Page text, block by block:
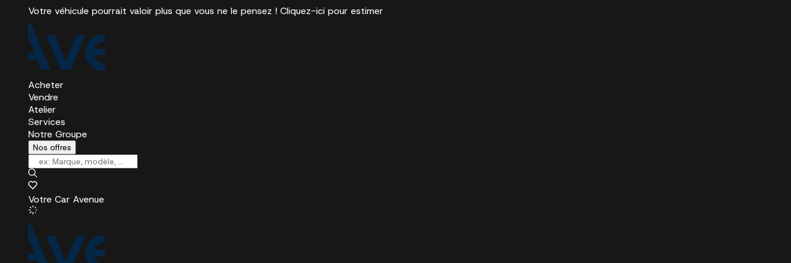
Votre véhicule pourrait valoir plus que vous ne le pensez ! Cliquez-ici pour estimer
Acheter
Vendre
Atelier
Services
Notre Groupe
Nos offres
Votre Car Avenue